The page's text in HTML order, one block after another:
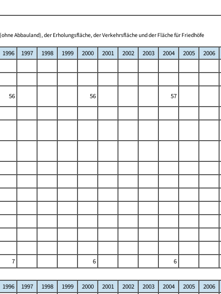
Abbauland), der Erholungsfläche, der Verkehrsfläche und der Fläche für Friedhöfe
1996 1997 1998 1999 2000 2001 2002 2003 2004 2005 2006
56 56 57
7 6 6
1996 1997 1998 1999 2000 2001 2002 2003 2004 2005
2006